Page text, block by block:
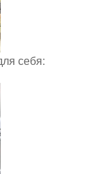
себя: